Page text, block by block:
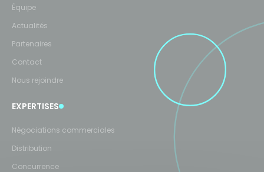
Équipe
Actualités
Partenaires
Contact
Nous rejoindre
EXPERTISES
Négociations commerciales
Distribution
Concurrence